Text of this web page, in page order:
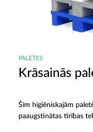
PALETES
Krāsainās
Šīm higiēniskajām
paaugstinātas tīrības